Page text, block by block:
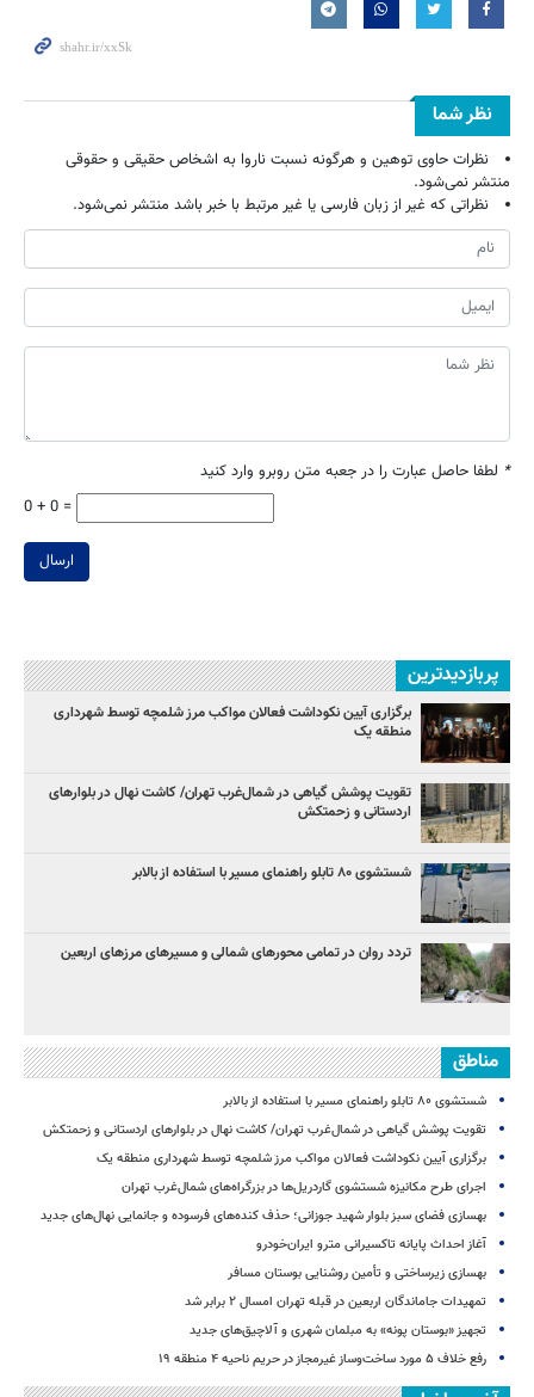
نظر شما
نظرات حاوی توهین و هرگونه نسبت ناروا به اشخاص حقیقی و حقوقی
منتشر نمی‌شود.
نظراتی که غیر از زبان فارسی یا غیر مرتبط با خبر باشد منتشر نمی‌شود.
* لطفا حاصل عبارت را در جعبه متن روبرو وارد کنید
0 + 0 =
ارسال
پربازدیدترین
برگزاری آیین نکوداشت فعالان مواکب مرز شلمچه توسط شهرداری
منطقه یک
تقویت پوشش گیاهی در شمال‌غرب تهران/ کاشت نهال در بلوارهای
اردستانی و زحمتکش
شستشوی ۸۰ تابلو راهنمای مسیر با استفاده از بالابر
تردد روان در تمامی محورهای شمالی و مسیرهای مرزهای اربعین
مناطق
شستشوی ۸۰ تابلو راهنمای مسیر با استفاده از بالابر
تقویت پوشش گیاهی در شمال‌غرب تهران/ کاشت نهال در بلوارهای اردستانی و زحمتکش
برگزاری آیین نکوداشت فعالان مواکب مرز شلمچه توسط شهرداری منطقه یک
اجرای طرح مکانیزه شستشوی گاردریل‌ها در بزرگراه‌های شمال‌غرب تهران
بهسازی فضای سبز بلوار شهید جوزانی؛ حذف کنده‌های فرسوده و جانمایی نهال‌های جدید
آغاز احداث پایانه تاکسیرانی مترو ایران‌خودرو
بهسازی زیرساختی و تأمین روشنایی بوستان مسافر
تمهیدات جاماندگان اربعین در قبله تهران امسال ۲ برابر شد
تجهیز «بوستان پونه» به مبلمان شهری و آلاچیق‌های جدید
رفع خلاف ۵ مورد ساخت‌وساز غیرمجاز در حریم ناحیه ۴ منطقه ۱۹